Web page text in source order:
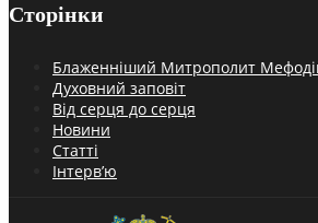
Сторінки
Блаженніший Митрополит
Духовний заповіт
Від серця до серця
Новини
Статті
Інтерв’ю